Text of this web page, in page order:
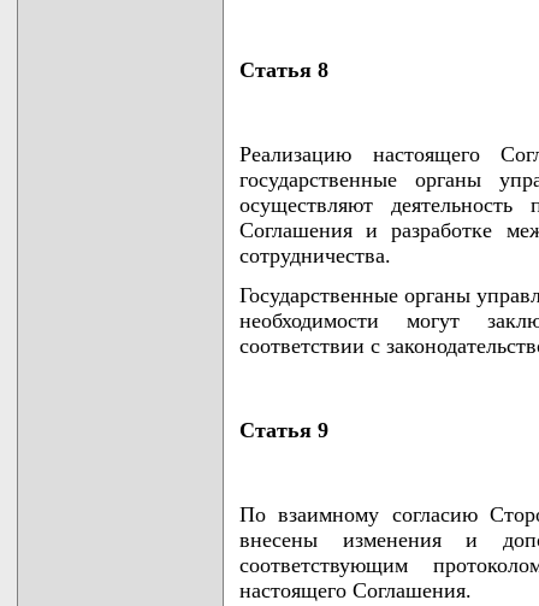
Статья 8
Реализацию настоящего
государственные органы
осуществляют
Соглашения и разработке
сотрудничества.
Государственные органы
необходимости могут
соответствии с
Статья 9
По взаимному согласию
внесены изменения и
соответствующим
настоящего Соглашения.